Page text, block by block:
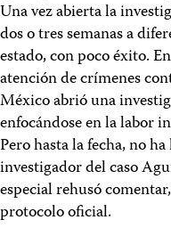
Una vez abierta la
dos o tres semanas a
estado, con poco éxito.
atención de crímenes
México abrió una
enfocándose en la labor
Pero hasta la fecha, no
investigador del caso
especial rehusó
protocolo oficial.